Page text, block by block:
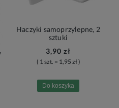
Haczyki samoprzylepne, 2
sztuki
3,90 zł
( 1 szt. = 1,95 zł )
Do koszyka